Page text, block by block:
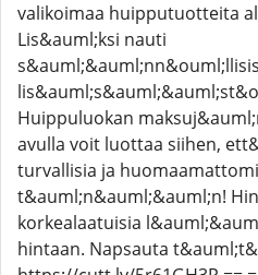
valikoimaa huipputuotteita
Lis&auml;ksi nauti
Huippuluokan
avulla voit luottaa siihen,
turvallisia ja
t&auml;n&auml;&auml;n!
korkealaatuisia
hintaan. Napsauta